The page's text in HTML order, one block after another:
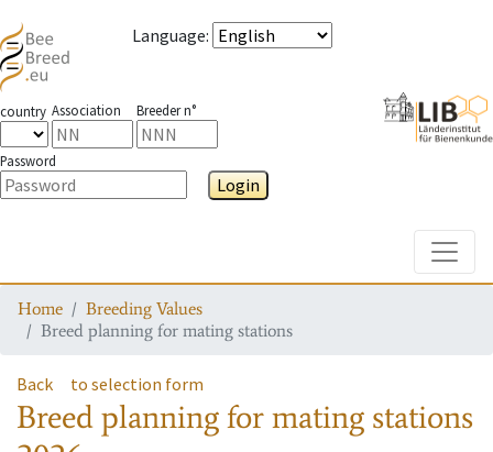
Language:
country Association Breeder n°
Password
Login
Home
Breeding Values
Breed planning for mating stations
Back to selection form
Breed planning for mating stations